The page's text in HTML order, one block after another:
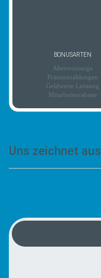
BONUSARTEN
Altersvorsorge
Prämienzahlungen
Geldwerte Leistung
Mitarbeiterrabatte
Uns zeichnet aus